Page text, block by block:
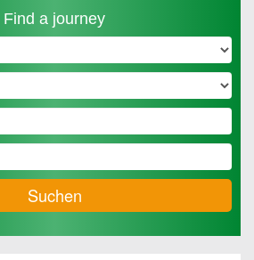
Find a journey
Suchen